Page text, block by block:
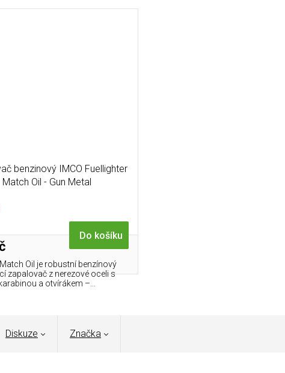
benzinový IMCO Fuellighter
Match Oil - Gun Metal
Do košíku
Match Oil je robustní benzínový
zapalovač z nerezové oceli s
a otvírákem –...
Diskuze Značka